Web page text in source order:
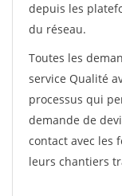
depuis les
du réseau.
Toutes les
service Qualité
processus qui
demande de
contact avec les
leurs chantiers